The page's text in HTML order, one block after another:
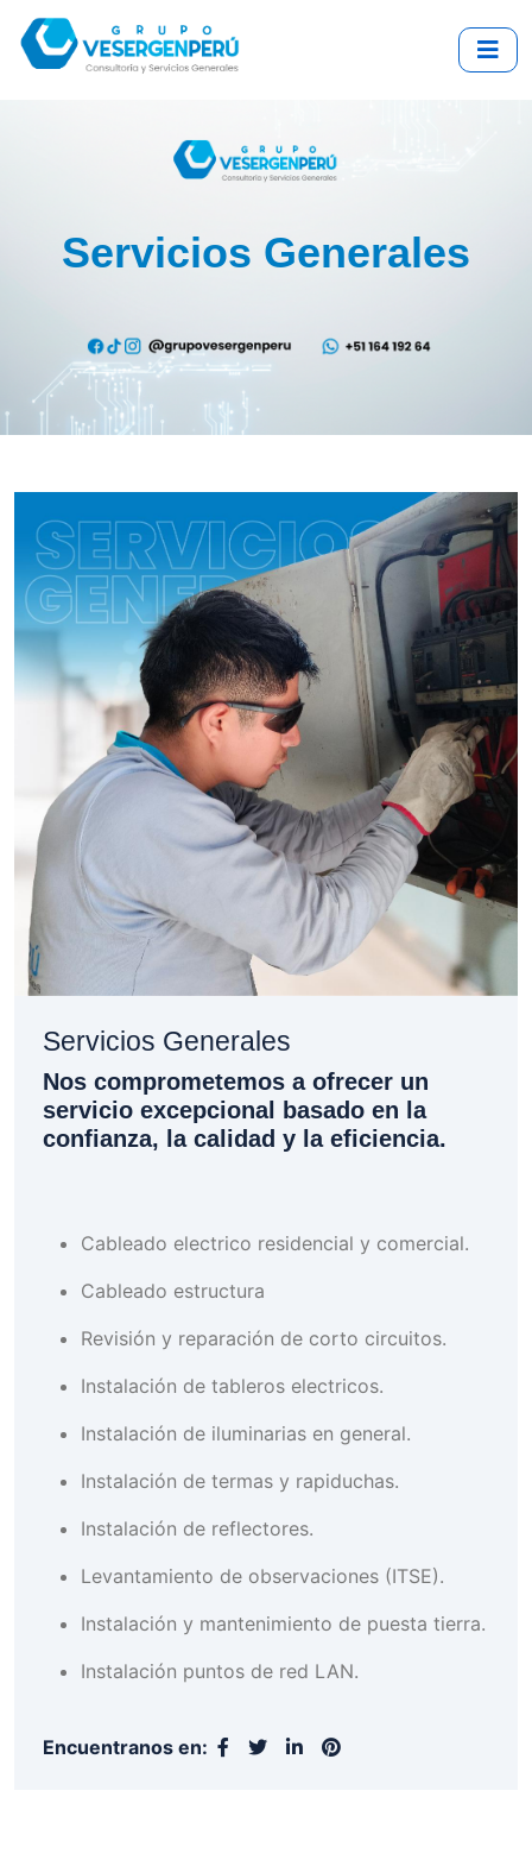
Servicios Generales
Servicios Generales
Nos comprometemos a ofrecer un
servicio excepcional basado en la
confianza, la calidad y la eficiencia.
Cableado electrico residencial y comercial.
Cableado estructura
Revisión y reparación de corto circuitos.
Instalación de tableros electricos.
Instalación de iluminarias en general.
Instalación de termas y rapiduchas.
Instalación de reflectores.
Levantamiento de observaciones (ITSE).
Instalación y mantenimiento de puesta tierra.
Instalación puntos de red LAN.
Encuentranos en: